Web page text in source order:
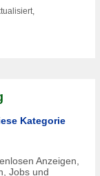
Kategorie
Anzeigen,
Jobs und